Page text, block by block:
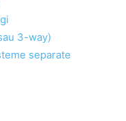
3-way)
separate